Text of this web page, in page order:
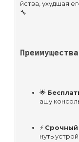
йства, ухудшая
🔧
🌟
ашу
⚡
нуть